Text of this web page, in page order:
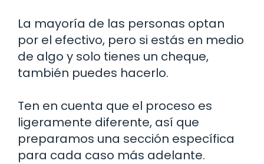
La mayoría de las personas optan
por el efectivo, pero si estás en medio
de algo y solo tienes un cheque,
también puedes hacerlo.
Ten en cuenta que el proceso es
ligeramente diferente, así que
preparamos una sección específica
para cada caso más adelante.